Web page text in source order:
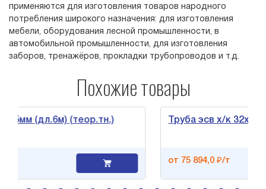
применяются для изготовления товаров народного
потребления широкого назначения: для изготовления
мебели, оборудования лесной промышленности, в
автомобильной промышленности, для изготовления
заборов, тренажёров, прокладки трубопроводов и т.д.
Похожие товары
(дл.6м) (теор.тн.) Труба эсв х/к 32х1,5мм
от 75 894,0 ₽/т